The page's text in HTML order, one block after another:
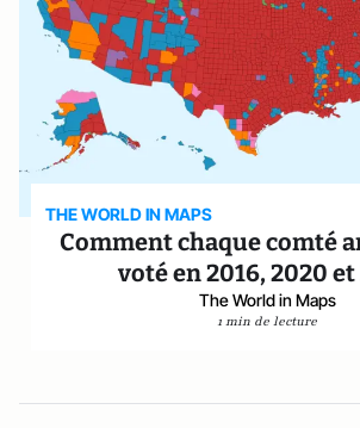
THE WORLD IN MAPS
Comment chaque comté
voté en 2016, 2020
The World in Maps
1 min de lecture